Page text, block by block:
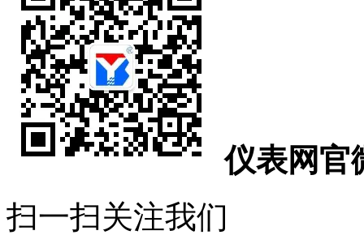
仪表网官
扫一扫关注我们